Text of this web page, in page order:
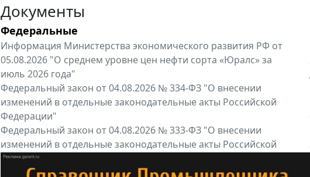
Документы
Федеральные
Информация Министерства экономического развития РФ от
05.08.2026 "О среднем уровне цен нефти сорта «Юралс» за
июль 2026 года"
Федеральный закон от 04.08.2026 № 334-ФЗ "О внесении
изменений в отдельные законодательные акты Российской
Федерации"
Федеральный закон от 04.08.2026 № 333-ФЗ "О внесении
изменений в отдельные законодательные акты Российской
Федерации"
Все федеральные документы